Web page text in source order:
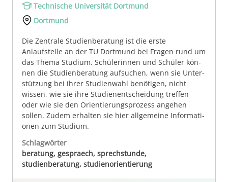
Technische Universität Dortmund
Dortmund
Die Zentrale Stu­dien­be­ra­tung ist die erste
Anlaufstelle an der TU Dort­mund bei Fragen rund um
das The­ma Stu­di­um. Schü­le­rin­nen und Schüler kön­
nen die Stu­dien­be­ra­tung aufsuchen, wenn sie Unter­
stüt­zung bei ihrer Stu­di­en­wahl benötigen, nicht
wissen, wie sie ih­re Studienentscheidung treffen
oder wie sie den Orientierungsprozess angehen
sollen. Zu­dem er­hal­ten sie hier allgemeine In­for­ma­ti­
onen zum Stu­di­um.
Schlagwörter
beratung, gespraech, sprechstunde,
studienberatung, studienorientierung